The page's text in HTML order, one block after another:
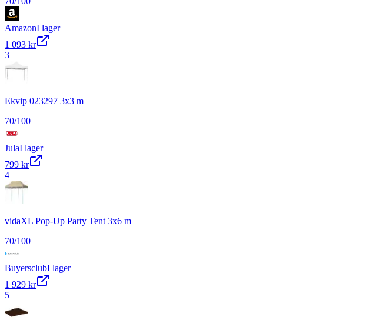
AmazonI lager
1 093 kr
3
Ekvip 023297 3x3 m
70/100
JulaI lager
799 kr
4
vidaXL Pop-Up Party Tent 3x6 m
70/100
BuyersclubI lager
1 929 kr
5